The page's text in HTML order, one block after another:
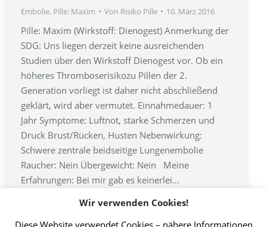
Embolie, Pille: Maxim Von Risiko Pille 10. März 2016
Pille: Maxim (Wirkstoff: Dienogest) Anmerkung der
SDG: Uns liegen derzeit keine ausreichenden
Studien über den Wirkstoff Dienogest vor. Ob ein
höheres Thromboserisikozu Pillen der 2.
Generation vorliegt ist daher nicht abschließend
geklärt, wird aber vermutet. Einnahmedauer: 1
Jahr Symptome: Luftnot, starke Schmerzen und
Druck Brust/Rücken, Husten Nebenwirkung:
Schwere zentrale beidseitige Lungenembolie
Raucher: Nein Übergewicht: Nein Meine
Erfahrungen: Bei mir gab es keinerlei…
Wir verwenden Cookies!
Diese Website verwendet Cookies – nähere Informationen